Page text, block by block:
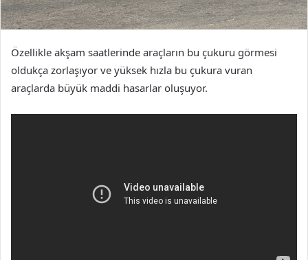
Özellikle akşam saatlerinde araçların bu çukuru görmesi
oldukça zorlaşıyor ve yüksek hızla bu çukura vuran
araçlarda büyük maddi hasarlar oluşuyor.